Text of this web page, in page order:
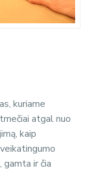
kuriame
atgal nuo
kaip
gamta ir čia